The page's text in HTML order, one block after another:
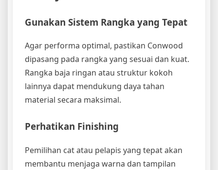
Gunakan Sistem Rangka yang Tepat
Agar performa optimal, pastikan Conwood
dipasang pada rangka yang sesuai dan kuat.
Rangka baja ringan atau struktur kokoh
lainnya dapat mendukung daya tahan
material secara maksimal.
Perhatikan Finishing
Pemilihan cat atau pelapis yang tepat akan
membantu menjaga warna dan tampilan